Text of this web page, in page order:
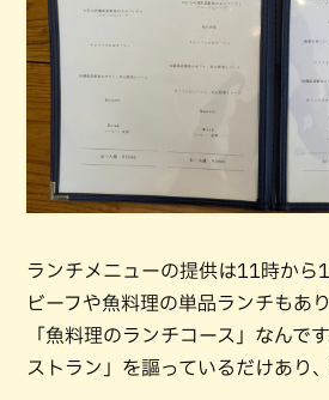
ランチメニューの提供は11時から
ビーフや魚料理の単品ランチもあ
「魚料理のランチコース」なんで
ストラン」を謳っているだけあり